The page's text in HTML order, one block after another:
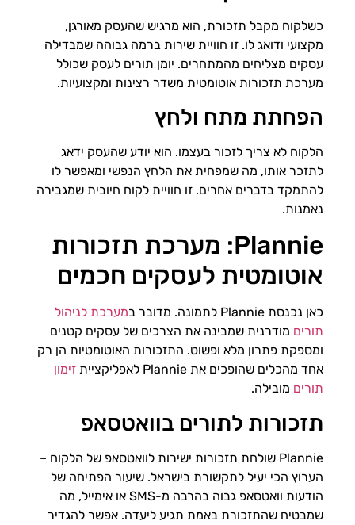
כשלקוח מקבל תזכורת, הוא מרגיש שהעסק מאורגן,
מקצועי ודואג לו. זו חוויית שירות ברמה גבוהה שמבדילה
עסקים מצליחים מהמתחרים. יומן תורים לעסק שכולל
מערכת תזכורות אוטומטית משדר רצינות ומקצועיות.
הפחתת מתח ולחץ
הלקוח לא צריך לזכור בעצמו. הוא יודע שהעסק ידאג
לתזכר אותו, מה שמפחית את הלחץ הנפשי ומאפשר לו
להתמקד בדברים אחרים. זו חוויית לקוח חיובית שמגבירה
נאמנות.
Plannie: מערכת תזכורות
אוטומטית לעסקים חכמים
כאן נכנסת Plannie לתמונה. מדובר ב
מערכת לניהול
תורים מודרנית שמבינה את הצרכים של עסקים קטנים
ומספקת פתרון מלא ופשוט. התזכורות האוטומטיות הן רק
אחד מהכלים שהופכים את Plannie לאפליקציית
זימון
תורים מובילה.
תזכורות לתורים בוואטסאפ
Plannie שולחת תזכורות ישירות לוואטסאפ של הלקוח –
הערוץ הכי יעיל לתקשורת בישראל. שיעור הפתיחה של
הודעות וואטסאפ גבוה בהרבה מ-SMS או אימייל, מה
שמבטיח שהתזכורת באמת תגיע ליעדה. אפשר להגדיר